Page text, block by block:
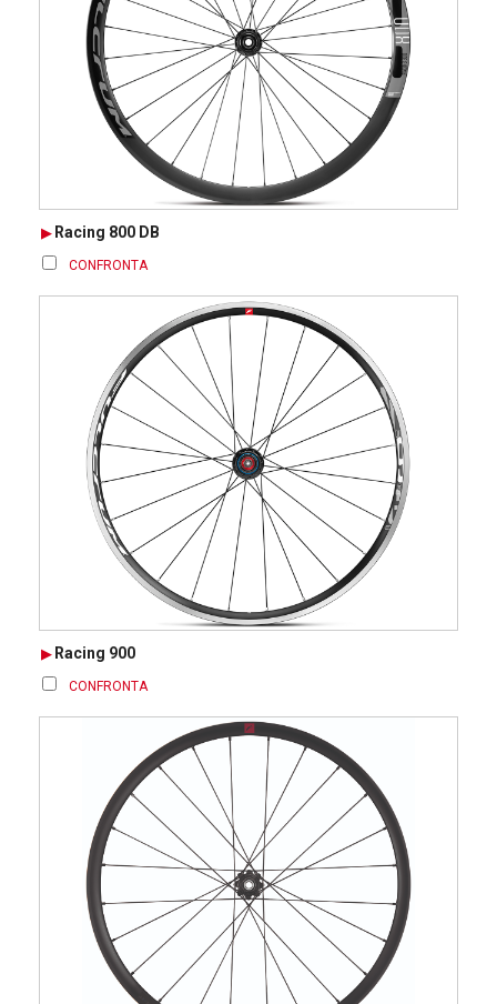
Racing 800 DB
CONFRONTA
Racing 900
CONFRONTA